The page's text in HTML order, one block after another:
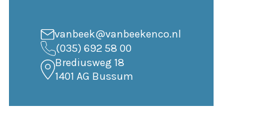
vanbeek@vanbeekenco.nl
(035) 692 58 00
Brediusweg 18
1401 AG Bussum